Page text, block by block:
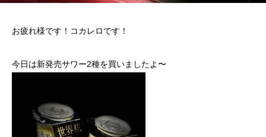
お疲れ様です！コカレロです！
今日は新発売サワー2種を買いましたよ〜